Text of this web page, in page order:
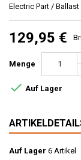
Electric Part /
129,95 €
Menge
 Auf Lager
Auf Lager 6 Artikel